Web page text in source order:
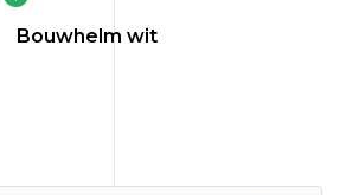
Bouwhelm wit